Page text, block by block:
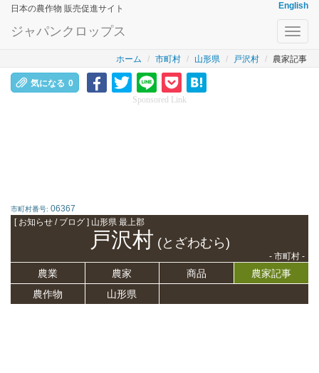
日本の農作物 販売促進サイト English
ジャパンクロップス
ホーム 市町村 山形県 戸沢村 農家記事
気になる 0
Sponsored Link
市町村番号: 06367
[ お知らせ / ブログ ] 山形県 最上郡
戸沢村 (とざわむら)
- 市町村 -
農業 農家 商品
農家記事
農作物
山形県